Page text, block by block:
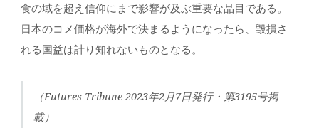
食の域を超え信仰にまで影響が及ぶ重要な品目である。
日本のコメ価格が海外で決まるようになったら、毀損さ
れる国益は計り知れないものとなる。
（Futures Tribune 2023年2月7日発行・第3195号掲
載）